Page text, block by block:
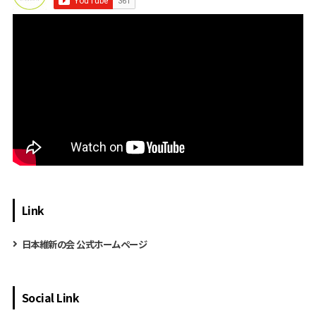
Link
日本維新の会 公式ホームページ
Social Link